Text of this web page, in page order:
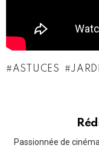
ASTUCES
Passionnée de